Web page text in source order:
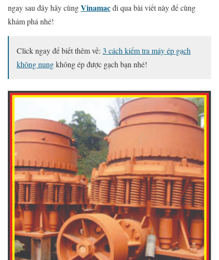
ngay sau đây hãy cùngVinamacđi qua bài viết này để cùng
khám phá nhé!
Click ngay để biết thêm về: 3 cách kiểm tra máy ép gạch
không nungkhông ép được gạch bạn nhé!